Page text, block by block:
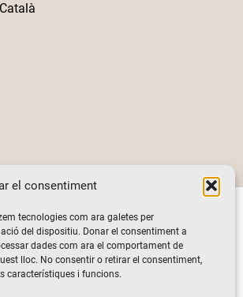
el consentiment
tecnologies com ara galetes per
del dispositiu. Donar el consentiment a
dades com ara el comportament de
lloc. No consentir o retirar el consentiment,
característiques i funcions.
Català